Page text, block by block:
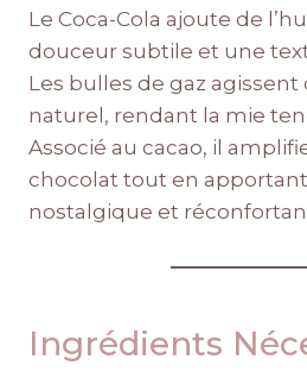
Le Coca-Cola ajoute de
douceur subtile et une
Les bulles de gaz
naturel, rendant la mie
Associé au cacao, il
chocolat tout en
nostalgique et
Ingrédients